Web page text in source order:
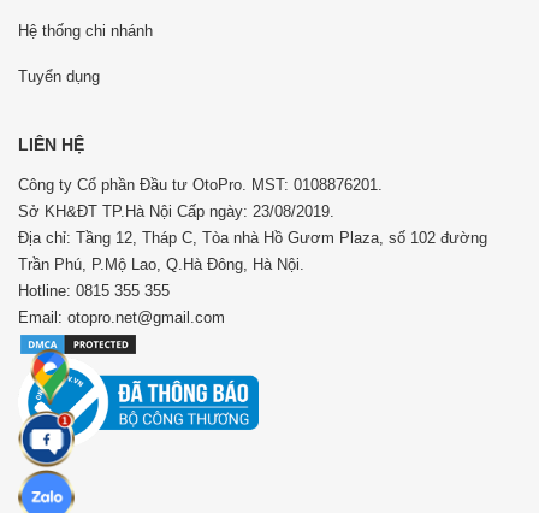
Hệ thống chi nhánh
Tuyển dụng
LIÊN HỆ
Công ty Cổ phần Đầu tư OtoPro. MST: 0108876201.
Sở KH&ĐT TP.Hà Nội Cấp ngày: 23/08/2019.
Địa chỉ: Tầng 12, Tháp C, Tòa nhà Hồ Gươm Plaza, số 102 đường
Trần Phú, P.Mộ Lao, Q.Hà Đông, Hà Nội.
Hotline: 0815 355 355
Email: otopro.net@gmail.com